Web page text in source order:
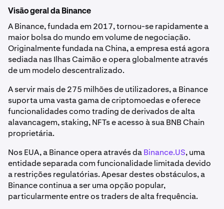
Visão geral da Binance
A Binance, fundada em 2017, tornou-se rapidamente a
maior bolsa do mundo em volume de negociação.
Originalmente fundada na China, a empresa está agora
sediada nas Ilhas Caimão e opera globalmente através
de um modelo descentralizado.
A servir mais de 275 milhões de utilizadores, a Binance
suporta uma vasta gama de criptomoedas e oferece
funcionalidades como trading de derivados de alta
alavancagem, staking, NFTs e acesso à sua BNB Chain
proprietária.
Nos EUA, a Binance opera através daBinance.US, uma
entidade separada com funcionalidade limitada devido
a restrições regulatórias. Apesar destes obstáculos, a
Binance continua a ser uma opção popular,
particularmente entre os traders de alta frequência.